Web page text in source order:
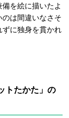
を絵に描いたよ
は間違いなさそ
に独身を貫かれ
たかた」の